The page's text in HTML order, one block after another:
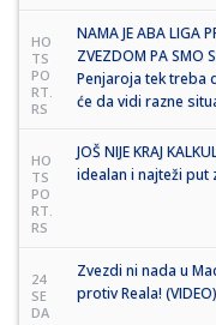
HO
TS
PO
RT.
RS
NAMA JE ABA LIGA
ZVEZDOM PA SMO
Penjaroja tek treba
će da vidi razne
HO
TS
PO
RT.
RS
JOŠ NIJE KRAJ
idealan i najteži put
24
SE
DA
Zvezdi ni nada u
protiv Reala! (VIDEO)